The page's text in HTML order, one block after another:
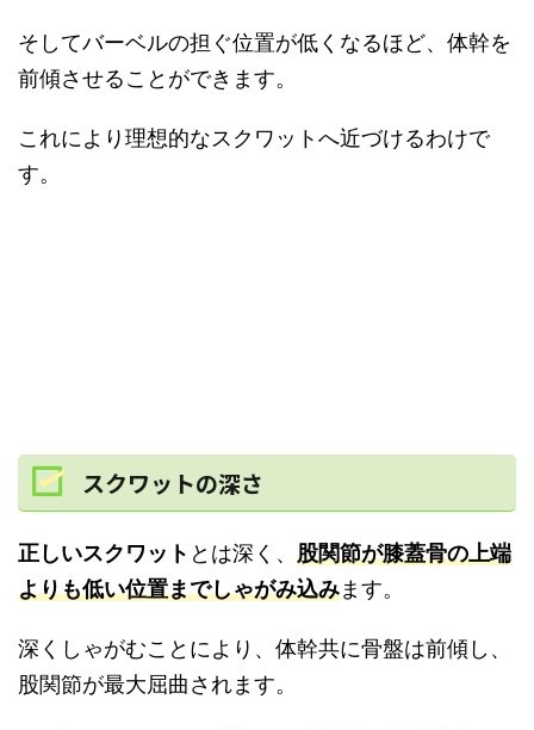
そしてバーベルの担ぐ位置が低くなるほど、体幹を
前傾させることができます。
これにより理想的なスクワットへ近づけるわけで
す。
スクワットの深さ
正しいスクワット とは深く、 股関節が膝蓋骨の上端
よりも低い位置までしゃがみ込みます。
深くしゃがむことにより、体幹共に骨盤は前傾し、
股関節が最大屈曲されます。